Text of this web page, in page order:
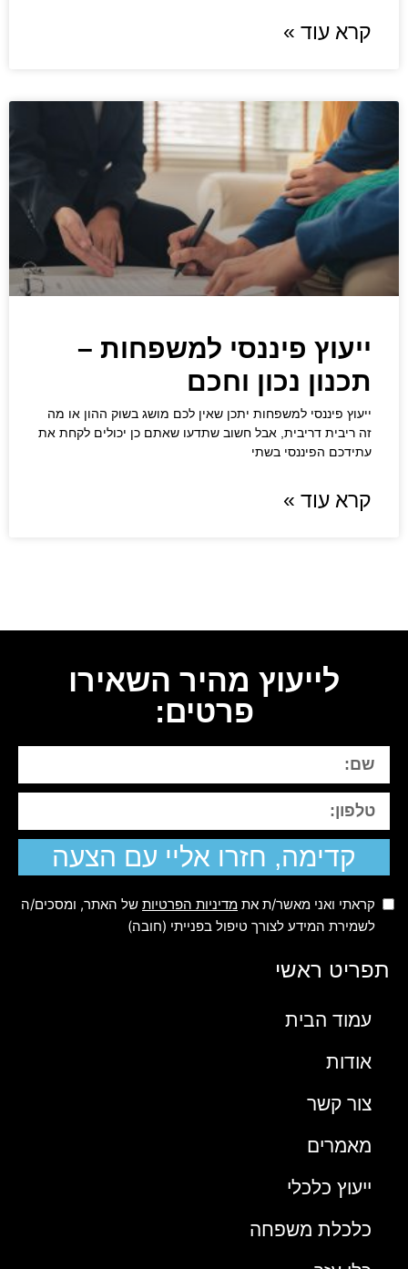
קרא עוד »
ייעוץ פיננסי למשפחות –
תכנון נכון וחכם
ייעוץ פיננסי למשפחות יתכן שאין לכם מושג בשוק ההון או מה
זה ריבית דריבית, אבל חשוב שתדעו שאתם כן יכולים לקחת את
עתידכם הפיננסי בשתי
קרא עוד »
לייעוץ מהיר השאירו
פרטים:
קראתי ואני מאשר/ת את מדיניות הפרטיות של האתר, ומסכים/ה
לשמירת המידע לצורך טיפול בפנייתי (חובה)
קדימה, חזרו אליי עם הצעה
תפריט ראשי
עמוד הבית
אודות
צור קשר
מאמרים
ייעוץ כלכלי
כלכלת משפחה